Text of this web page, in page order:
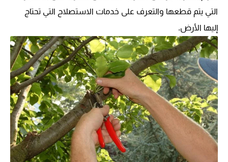
التي يتم قطعها والتعرف على خدمات الاستصلاح التي تحتاج
إليها الأرض.